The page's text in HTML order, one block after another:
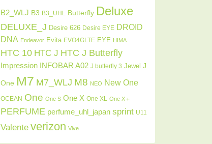
B2_WLJ B3 B3_UHL Butterfly Deluxe
DELUXE_J Desire 626 Desire EYE DROID
DNA Endeavor Evita EVO4GLTE EYE HIMA
HTC 10 HTC J HTC J Butterfly
Impression INFOBAR A02 J butterfly 3 Jewel J
One M7 M7_WLJ M8 NEO New One
OCEAN One One S One X One XL One X＋
PERFUME perfume_uhl_japan sprint U11
Valente verizon Vive